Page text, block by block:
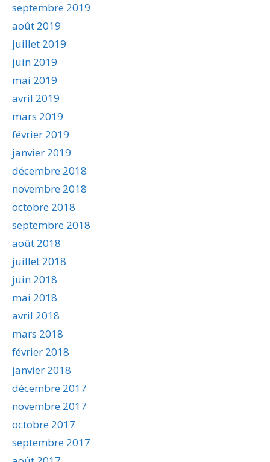
septembre 2019
août 2019
juillet 2019
juin 2019
mai 2019
avril 2019
mars 2019
février 2019
janvier 2019
décembre 2018
novembre 2018
octobre 2018
septembre 2018
août 2018
juillet 2018
juin 2018
mai 2018
avril 2018
mars 2018
février 2018
janvier 2018
décembre 2017
novembre 2017
octobre 2017
septembre 2017